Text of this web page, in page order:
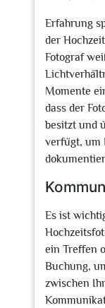
Erfahrung
der
Fotograf
Momente
dass der
besitzt und
verfügt, um
Es ist
ein Treffen
Buchung,
zwischen